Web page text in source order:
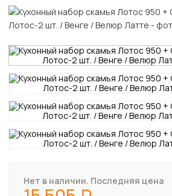
Нет в наличии. Последняя цена